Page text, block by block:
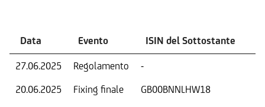
Data Evento ISIN del Sottostante
27.06.2025 Regolamento -
20.06.2025
Fixing finale GB00BNNLHW18